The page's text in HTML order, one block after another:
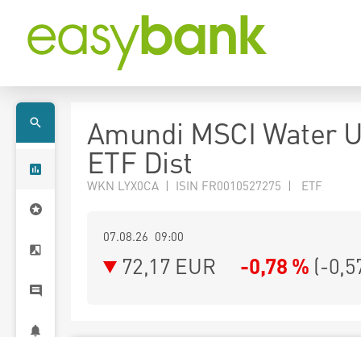
Amundi MSCI Water
ETF Dist
WKN LYX0CA | ISIN FR0010527275 | ETF
07.08.26 09:00
72,17 EUR -0,78 % (-